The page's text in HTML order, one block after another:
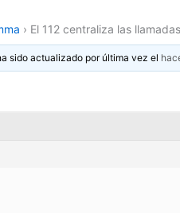
› El 112 centraliza las
sido actualizado por última vez el